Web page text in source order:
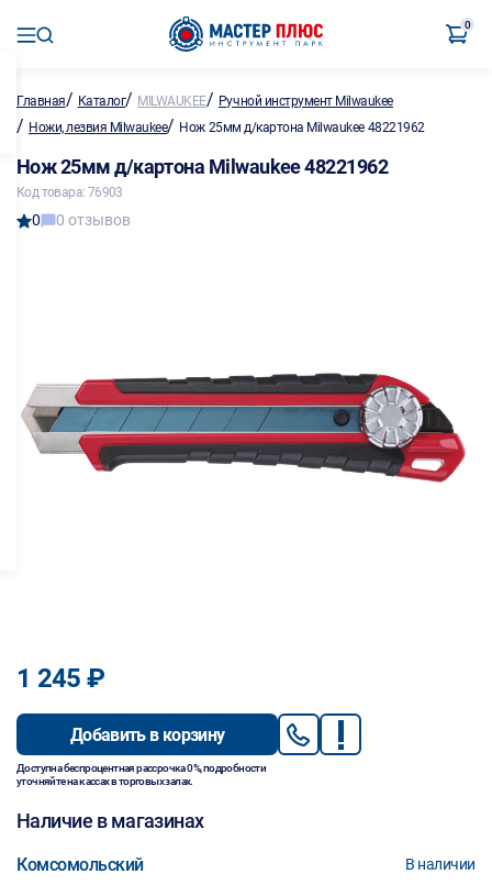
0
Главная/ Каталог/ MILWAUKEE/ Ручной инструмент Milwaukee
/ Ножи, лезвия Milwaukee/ Нож 25мм д/картона Milwaukee 48221962
Нож 25мм д/картона Milwaukee 48221962
Код товара: 76903
0 0 отзывов
1 245 ₽
Добавить в корзину
Доступна беспроцентная рассрочка 0%, подробности
уточняйте на кассах в торговых залах.
Наличие в магазинах
Комсомольский В наличии